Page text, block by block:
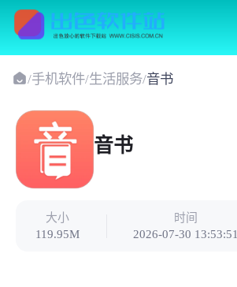
/手机软件/生活服务/音书
音书
大小
119.95M
时间
2026-07-30 13:53:51